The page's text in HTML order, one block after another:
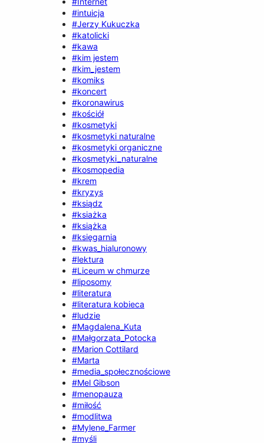
#intuicja
#Jerzy Kukuczka
#katolicki
#kawa
#kim jestem
#kim_jestem
#komiks
#koncert
#koronawirus
#kościół
#kosmetyki
#kosmetyki naturalne
#kosmetyki organiczne
#kosmetyki_naturalne
#kosmopedia
#krem
#kryzys
#ksiądz
#ksiażka
#książka
#księgarnia
#kwas_hialuronowy
#lektura
#Liceum w chmurze
#liposomy
#literatura
#literatura kobieca
#ludzie
#Magdalena_Kuta
#Małgorzata_Potocka
#Marion Cottilard
#Marta
#media_społecznościowe
#Mel Gibson
#menopauza
#miłość
#modlitwa
#Mylene_Farmer
#myśli